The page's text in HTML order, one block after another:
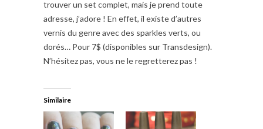
trouver un set complet, mais je prend toute
adresse, j’adore ! En effet, il existe d’autres
vernis du genre avec des sparkles verts, ou
dorés… Pour 7$ (disponibles sur Transdesign).
N’hésitez pas, vous ne le regretterez pas !
Similaire